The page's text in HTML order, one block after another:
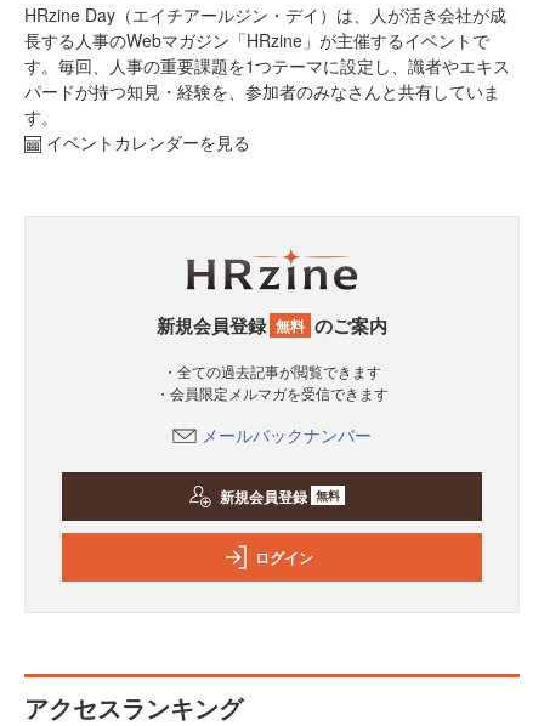
HRzine Day（エイチアールジン・デイ）は、人が活き会社が成
長する人事のWebマガジン「HRzine」が主催するイベントで
す。毎回、人事の重要課題を1つテーマに設定し、識者やエキス
パードが持つ知見・経験を、参加者のみなさんと共有していま
す。
イベントカレンダーを見る
新規会員登録 無料 のご案内
・全ての過去記事が閲覧できます
・会員限定メルマガを受信できます
メールバックナンバー
新規会員登録 無料
ログイン
アクセスランキング